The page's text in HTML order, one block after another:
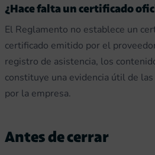
¿Hace falta un certificado
El Reglamento no establece un
certificado emitido por el
registro de asistencia, los
constituye una evidencia útil de
por la empresa.
Antes de cerrar